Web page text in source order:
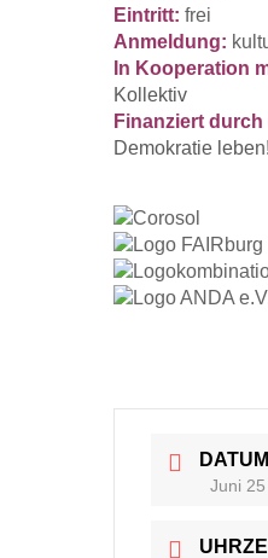
Eintritt: frei
Anmeldung:
In Kooperation
Kollektiv
Finanziert
Demokratie leben!
DATUM
Juni